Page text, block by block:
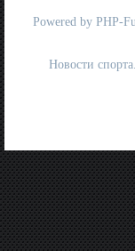
Powered by PHP-
Новости